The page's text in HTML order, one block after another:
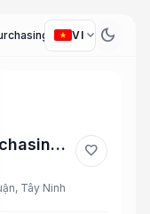
Chuyên viên thu mua (Purchasing Specialist)
VI expand_more dark_mode
Chuyên viên thu mua (Purchasing Specialist)
Tây Ninh
favorite